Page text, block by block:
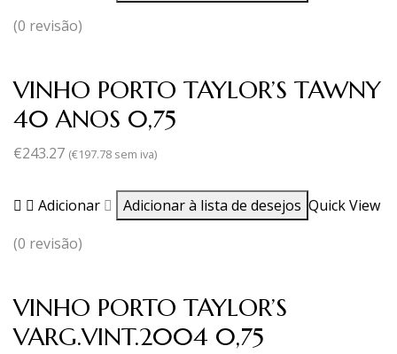
(0 revisão)
VINHO PORTO TAYLOR’S TAWNY
40 ANOS 0,75
€243.27 (€197.78 sem iva)
Adicionar Adicionar à lista de desejos Quick View
(0 revisão)
VINHO PORTO TAYLOR’S
VARG.VINT.2004 0,75